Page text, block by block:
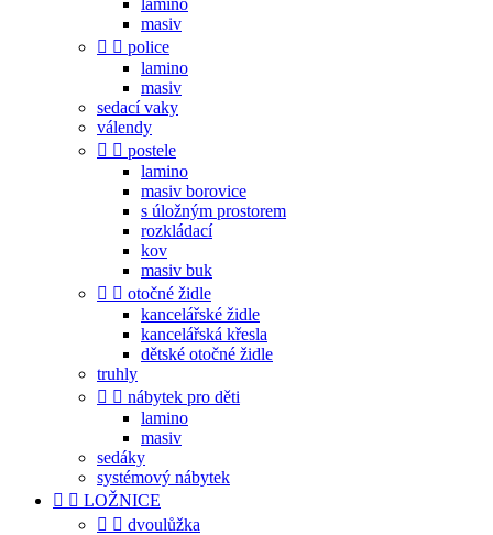
lamino
masiv
  police
lamino
masiv
sedací vaky
válendy
  postele
lamino
masiv borovice
s úložným prostorem
rozkládací
kov
masiv buk
  otočné židle
kancelářské židle
kancelářská křesla
dětské otočné židle
truhly
  nábytek pro děti
lamino
masiv
sedáky
systémový nábytek
  LOŽNICE
  dvoulůžka